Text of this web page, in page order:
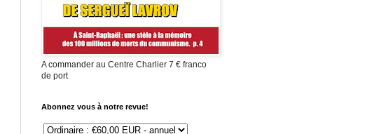
A commander au Centre Charlier 7 € franco
de port
Abonnez vous à notre revue!